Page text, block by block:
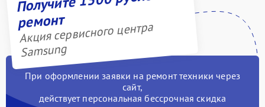
ремонт
Акция сервисного центра
Samsung
При оформлении заявки на ремонт техники через
сайт,
действует персональная бессрочная скидка